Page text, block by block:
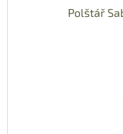
Polštář